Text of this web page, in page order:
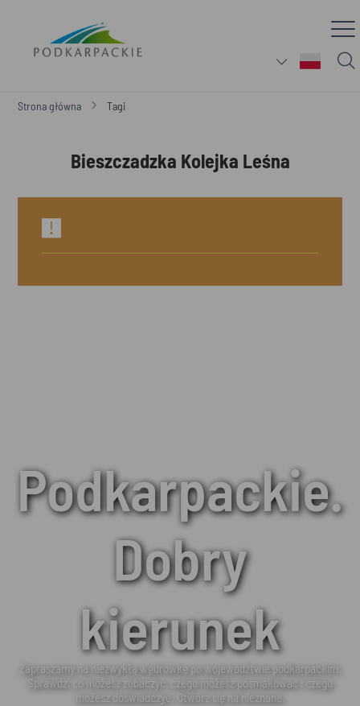
Strona główna Tagi
Bieszczadzka Kolejka Leśna
Podkarpackie.
Dobry
kierunek
Zapraszamy na niezwykłą wędrówkę po województwie podkarpackim.
Sprawdź, co możesz zobaczyć, czego możesz posmakować i czego
możesz doświadczyć. Otwórz się na nieznane.